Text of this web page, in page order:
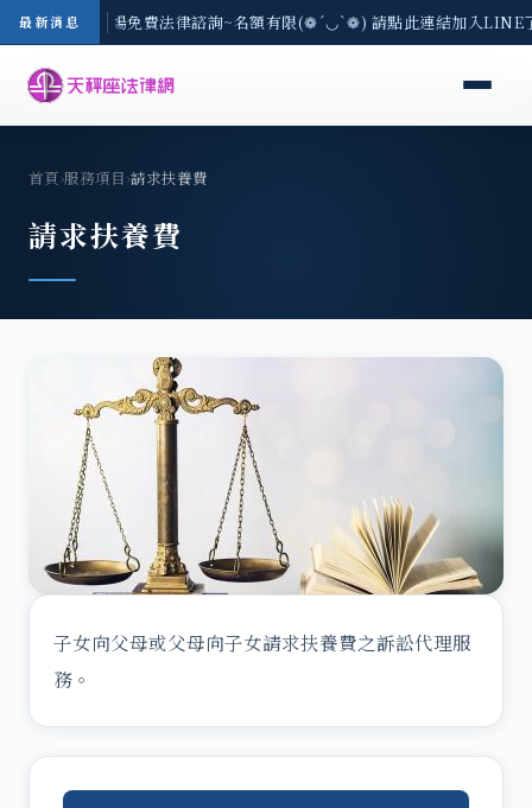
最新消息
區-8/3(一) 現場免費法律諮詢~名額有限(❁´◡`❁) 請點此連結加入
首頁›服務項目›請求扶養費
請求扶養費
子女向父母或父母向子女請求扶養費之訴訟代理服
務。